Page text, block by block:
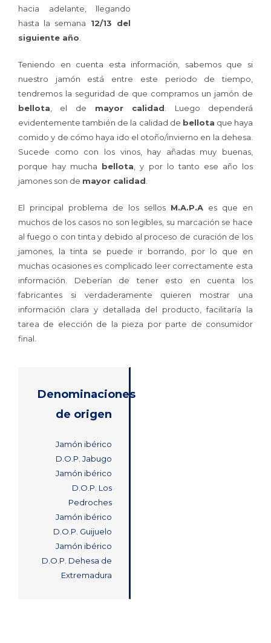
hacia adelante, llegando
hasta la semana 12/13 del
siguiente año
Teniendo en cuenta esta información, sabemos que si
nuestro jamón está entre este periodo de tiempo,
tendremos la seguridad de que compramos un jamón de
bellota , el de mayor calidad . Luego dependerá
evidentemente también de la calidad de bellota que haya
comido y de cómo haya ido el otoño/invierno en la dehesa.
Sucede como con los vinos, hay añadas muy buenas,
porque hay mucha bellota , y por lo tanto ese año los
jamones son de mayor calidad
El principal problema de los sellos M.A.P.A es que en
muchos de los casos no son legibles, su marcación se hace
al fuego o con tinta y debido al proceso de curación de los
jamones, la tinta se puede ir borrando, por lo que en
muchas ocasiones es complicado leer correctamente esta
información. Deberían de tener esto en cuenta los
fabricantes si verdaderamente quieren mostrar una
información clara y detallada del producto, facilitaría la
tarea de elección de la pieza por parte de consumidor
final.
Denominaciones
de origen
Jamón ibérico
D.O.P. Jabugo
Jamón ibérico
D.O.P. Los
Pedroches
Jamón ibérico
D.O.P. Guijuelo
Jamón ibérico
D.O.P. Dehesa de
Extremadura